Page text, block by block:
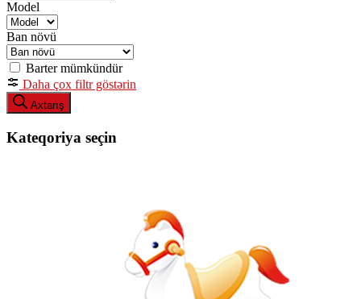
Model
Ban növü
Barter mümkündür
Daha çox filtr göstərin
Axtarış
Kateqoriya seçin